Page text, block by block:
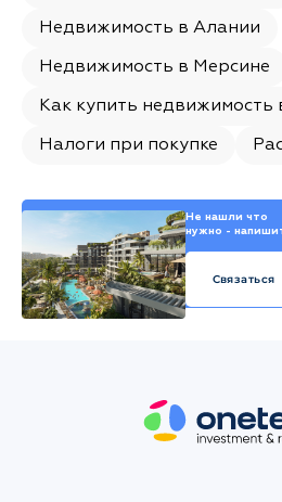
Недвижимость в Алании
Недвижимость в Мерсине
Как купить недвижимость
Налоги при покупке
Не нашли что
нужно -
Связаться